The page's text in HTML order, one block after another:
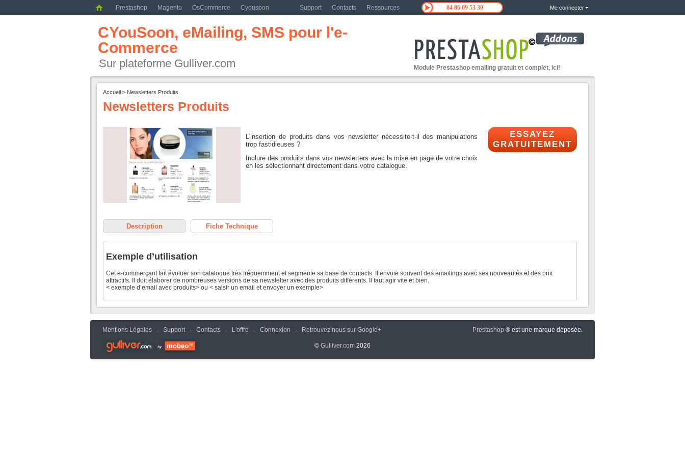
04 86 09 53 30
Prestashop Magento OsCommerce Cyousoon Support Contacts Ressources Me connecter
CYouSoon, eMailing, SMS pour l'e-
Commerce
Sur plateforme Gulliver.com Module Prestashop emailing gratuit et complet, ici!
Accueil > Newsletters Produits
Newsletters Produits
L'insertion de produits dans vos newsletter nécessite-t-il des manipulations
trop fastidieuses ?
Inclure des produits dans vos newsletters avec la mise en page de votre choix
en les sélectionnant directement dans votre catalogue.
ESSAYEZ
GRATUITEMENT
Description Fiche Technique
Exemple d’utilisation
Cet e-commerçant fait évoluer son catalogue très fréquemment et segmente sa base de contacts. Il envoie souvent des emailings avec ses nouveautés et des prix
attractifs. Il doit élaborer de nombreuses versions de sa newsletter avec des produits différents. Il faut agir vite et bien.
< exemple d’email avec produits> ou < saisir un email et envoyer un exemple>
Prestashop ® est une marque déposée.
Mentions Légales - Support - Contacts - L'offre - Connexion - Retrouvez nous sur Google+
© Gulliver.com 2026